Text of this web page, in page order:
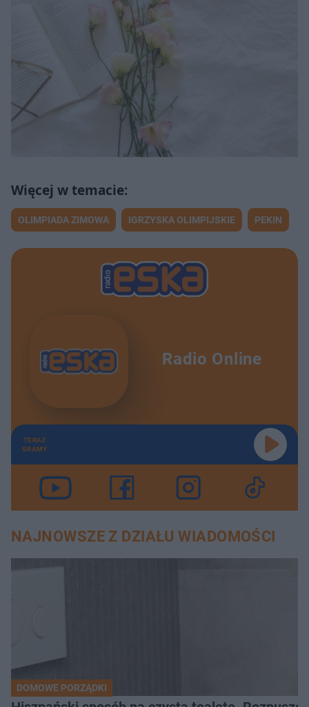
OLIMPIADA ZIMOWA IGRZYSKA OLIMPIJSKIE PEKIN
Radio Online
TERAZ
GRAMY
NAJNOWSZE Z DZIAŁU WIADOMOŚCI
DOMOWE PORZĄDKI